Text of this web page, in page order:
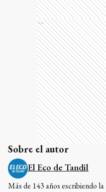
Ads
Sobre el autor
El Eco de Tandil
Más de 143 años escribiendo